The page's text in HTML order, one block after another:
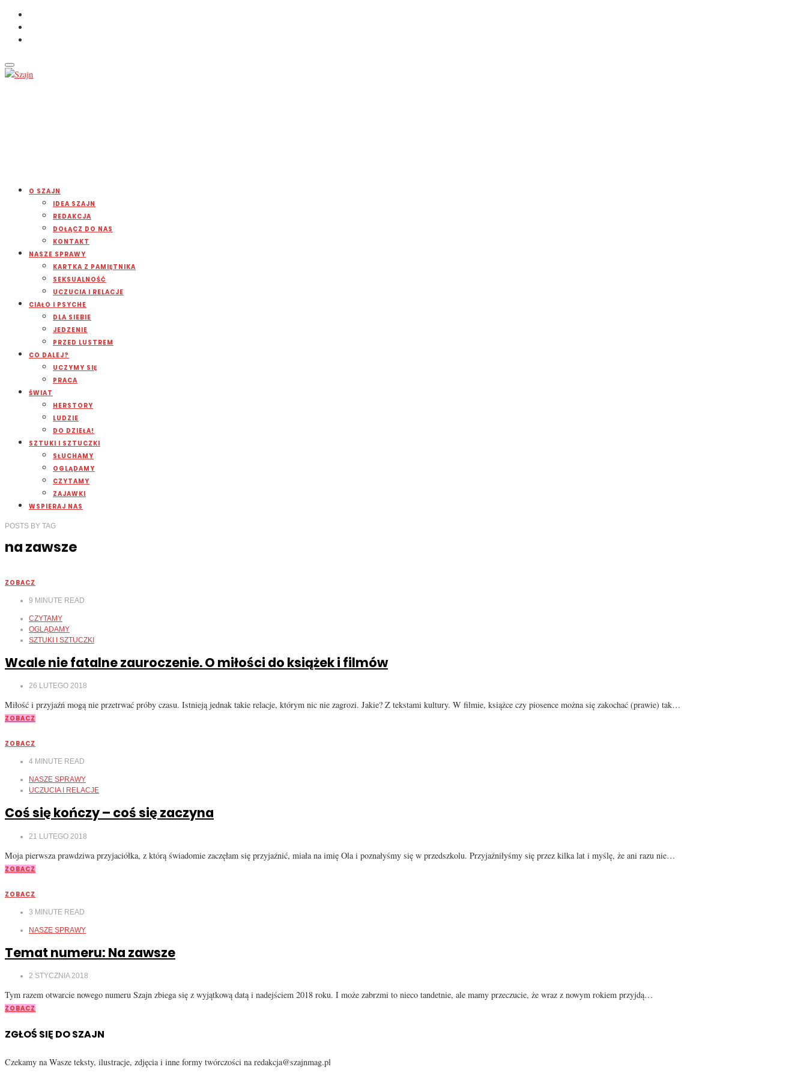
O SZAJN
IDEA SZAJN
REDAKCJA
DOŁĄCZ DO NAS
KONTAKT
NASZE SPRAWY
KARTKA Z PAMIĘTNIKA
SEKSUALNOŚĆ
UCZUCIA I RELACJE
CIAŁO I PSYCHE
DLA SIEBIE
JEDZENIE
PRZED LUSTREM
CO DALEJ?
UCZYMY SIĘ
PRACA
ŚWIAT
HERSTORY
LUDZIE
DO DZIEŁA!
SZTUKI I SZTUCZKI
SŁUCHAMY
OGLĄDAMY
CZYTAMY
ZAJAWKI
WSPIERAJ NAS
POSTS BY TAG
na zawsze
ZOBACZ
9 MINUTE READ
CZYTAMY
OGLĄDAMY
SZTUKI I SZTUCZKI
Wcale nie fatalne zauroczenie. O miłości do książek i filmów
26 LUTEGO 2018
Miłość i przyjaźń mogą nie przetrwać próby czasu. Istnieją jednak takie relacje, którym nic nie zagrozi. Jakie? Z tekstami kultury. W filmie, książce czy piosence można się zakochać (prawie) tak…
ZOBACZ
ZOBACZ
4 MINUTE READ
NASZE SPRAWY
UCZUCIA I RELACJE
Coś się kończy – coś się zaczyna
21 LUTEGO 2018
Moja pierwsza prawdziwa przyjaciółka, z którą świadomie zaczęłam się przyjaźnić, miała na imię Ola i poznałyśmy się w przedszkolu. Przyjaźniłyśmy się przez kilka lat i myślę, że ani razu nie…
ZOBACZ
ZOBACZ
3 MINUTE READ
NASZE SPRAWY
Temat numeru: Na zawsze
2 STYCZNIA 2018
Tym razem otwarcie nowego numeru Szajn zbiega się z wyjątkową datą i nadejściem 2018 roku. I może zabrzmi to nieco tandetnie, ale mamy przeczucie, że wraz z nowym rokiem przyjdą…
ZOBACZ
ZGŁOŚ SIĘ DO SZAJN
Czekamy na Wasze teksty, ilustracje, zdjęcia i inne formy twórczości na redakcja@szajnmag.pl